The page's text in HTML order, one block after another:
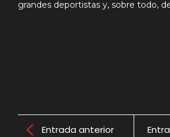
grandes deportistas y, sobre todo,
Entrada anterior